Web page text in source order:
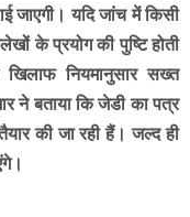
जाएगी। यदि जांच में किसी
के प्रयोग की पुष्टि होती
खिलाफ नियमानुसार सख्त
ने बताया कि जेडी का पत्र
की जा रही हैं। जल्द ही